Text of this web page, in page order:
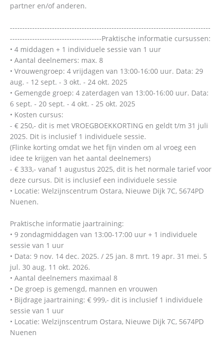
partner en/of anderen.
---------------------------------------------------------------------------------
-------------------------------------Praktische informatie cursussen:
• 4 middagen + 1 individuele sessie van 1 uur
• Aantal deelnemers: max. 8
• Vrouwengroep: 4 vrijdagen van 13:00-16:00 uur. Data: 29
aug. - 12 sept. - 3 okt. - 24 okt. 2025
• Gemengde groep: 4 zaterdagen van 13:00-16:00 uur. Data:
6 sept. - 20 sept. - 4 okt. - 25 okt. 2025
• Kosten cursus:
- € 250,- dit is met VROEGBOEKKORTING en geldt t/m 31 juli
2025. Dit is inclusief 1 individuele sessie.
(Flinke korting omdat we het fijn vinden om al vroeg een
idee te krijgen van het aantal deelnemers)
- € 333,- vanaf 1 augustus 2025, dit is het normale tarief voor
deze cursus. Dit is inclusief een individuele sessie
• Locatie: Welzijnscentrum Ostara, Nieuwe Dijk 7C, 5674PD
Nuenen.
Praktische informatie jaartraining:
• 9 zondagmiddagen van 13:00-17:00 uur + 1 individuele
sessie van 1 uur
• Data: 9 nov. 14 dec. 2025. / 25 jan. 8 mrt. 19 apr. 31 mei. 5
jul. 30 aug. 11 okt. 2026.
• Aantal deelnemers maximaal 8
• De groep is gemengd, mannen en vrouwen
• Bijdrage jaartraining: € 999,- dit is inclusief 1 individuele
sessie van 1 uur
• Locatie: Welzijnscentrum Ostara, Nieuwe Dijk 7C, 5674PD
Nuenen